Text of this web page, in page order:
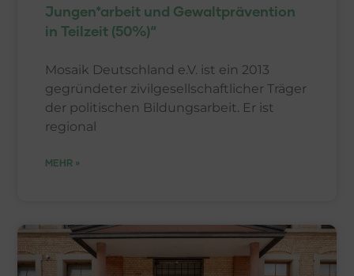
Jungen*arbeit und Gewaltprävention
in Teilzeit (50%)“
Mosaik Deutschland e.V. ist ein 2013
gegründeter zivilgesellschaftlicher Träger
der politischen Bildungsarbeit. Er ist
regional
MEHR »